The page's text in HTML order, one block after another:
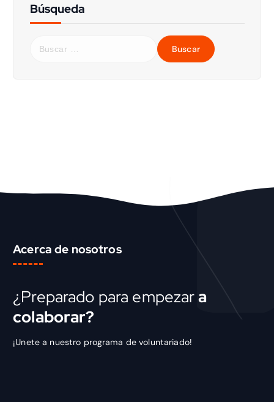
Búsqueda
Acerca de nosotros
¿Preparado para empezara
colaborar?
¡Unete a nuestro programa de voluntariado!